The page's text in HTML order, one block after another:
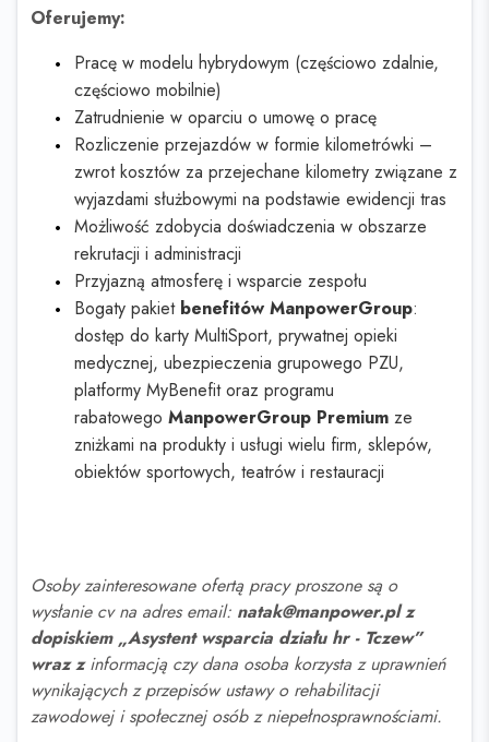
Oferujemy:
Pracę w modelu hybrydowym (częściowo zdalnie,
częściowo mobilnie)
Zatrudnienie w oparciu o umowę o pracę
Rozliczenie przejazdów w formie kilometrówki –
zwrot kosztów za przejechane kilometry związane z
wyjazdami służbowymi na podstawie ewidencji tras
Możliwość zdobycia doświadczenia w obszarze
rekrutacji i administracji
Przyjazną atmosferę i wsparcie zespołu
Bogaty pakietbenefitów ManpowerGroup:
dostęp do karty MultiSport, prywatnej opieki
medycznej, ubezpieczenia grupowego PZU,
platformy MyBenefit oraz programu
rabatowego ManpowerGroup Premium ze
zniżkami na produkty i usługi wielu firm, sklepów,
obiektów sportowych, teatrów i restauracji
Osoby zainteresowane ofertą pracy proszone są o
wysłanie cv na adres email: natak@manpower.pl z
dopiskiem „Asystent wsparcia działu hr - Tczew”
wraz zinformacją czy dana osoba korzysta z uprawnień
wynikających z przepisów ustawy o rehabilitacji
zawodowej i społecznej osób z niepełnosprawnościami.